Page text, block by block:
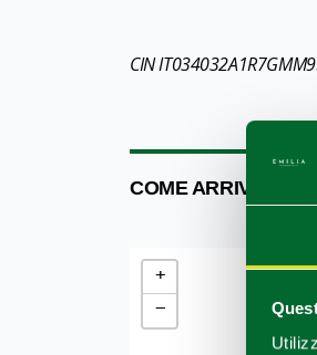
CIN
COME ARRIVARE
+
−